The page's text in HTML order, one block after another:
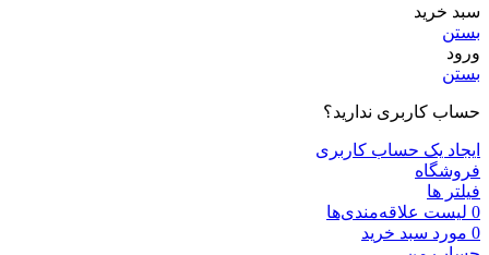
سبد خرید
بستن
ورود
بستن
حساب کاربری ندارید؟
ایجاد یک حساب کاربری
فروشگاه
فیلتر ها
0 لیست علاقه‌مندی‌ها
0 مورد سبد خرید